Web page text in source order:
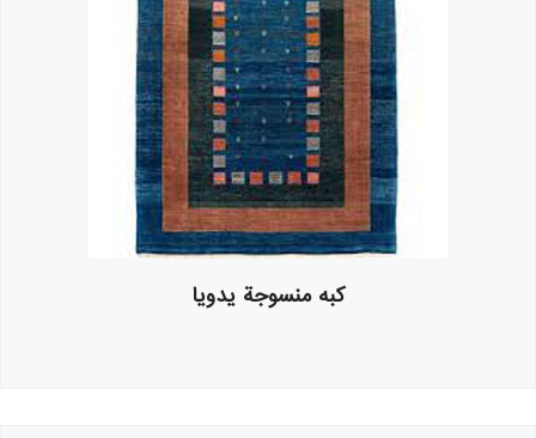
کبه منسوجة يدويا